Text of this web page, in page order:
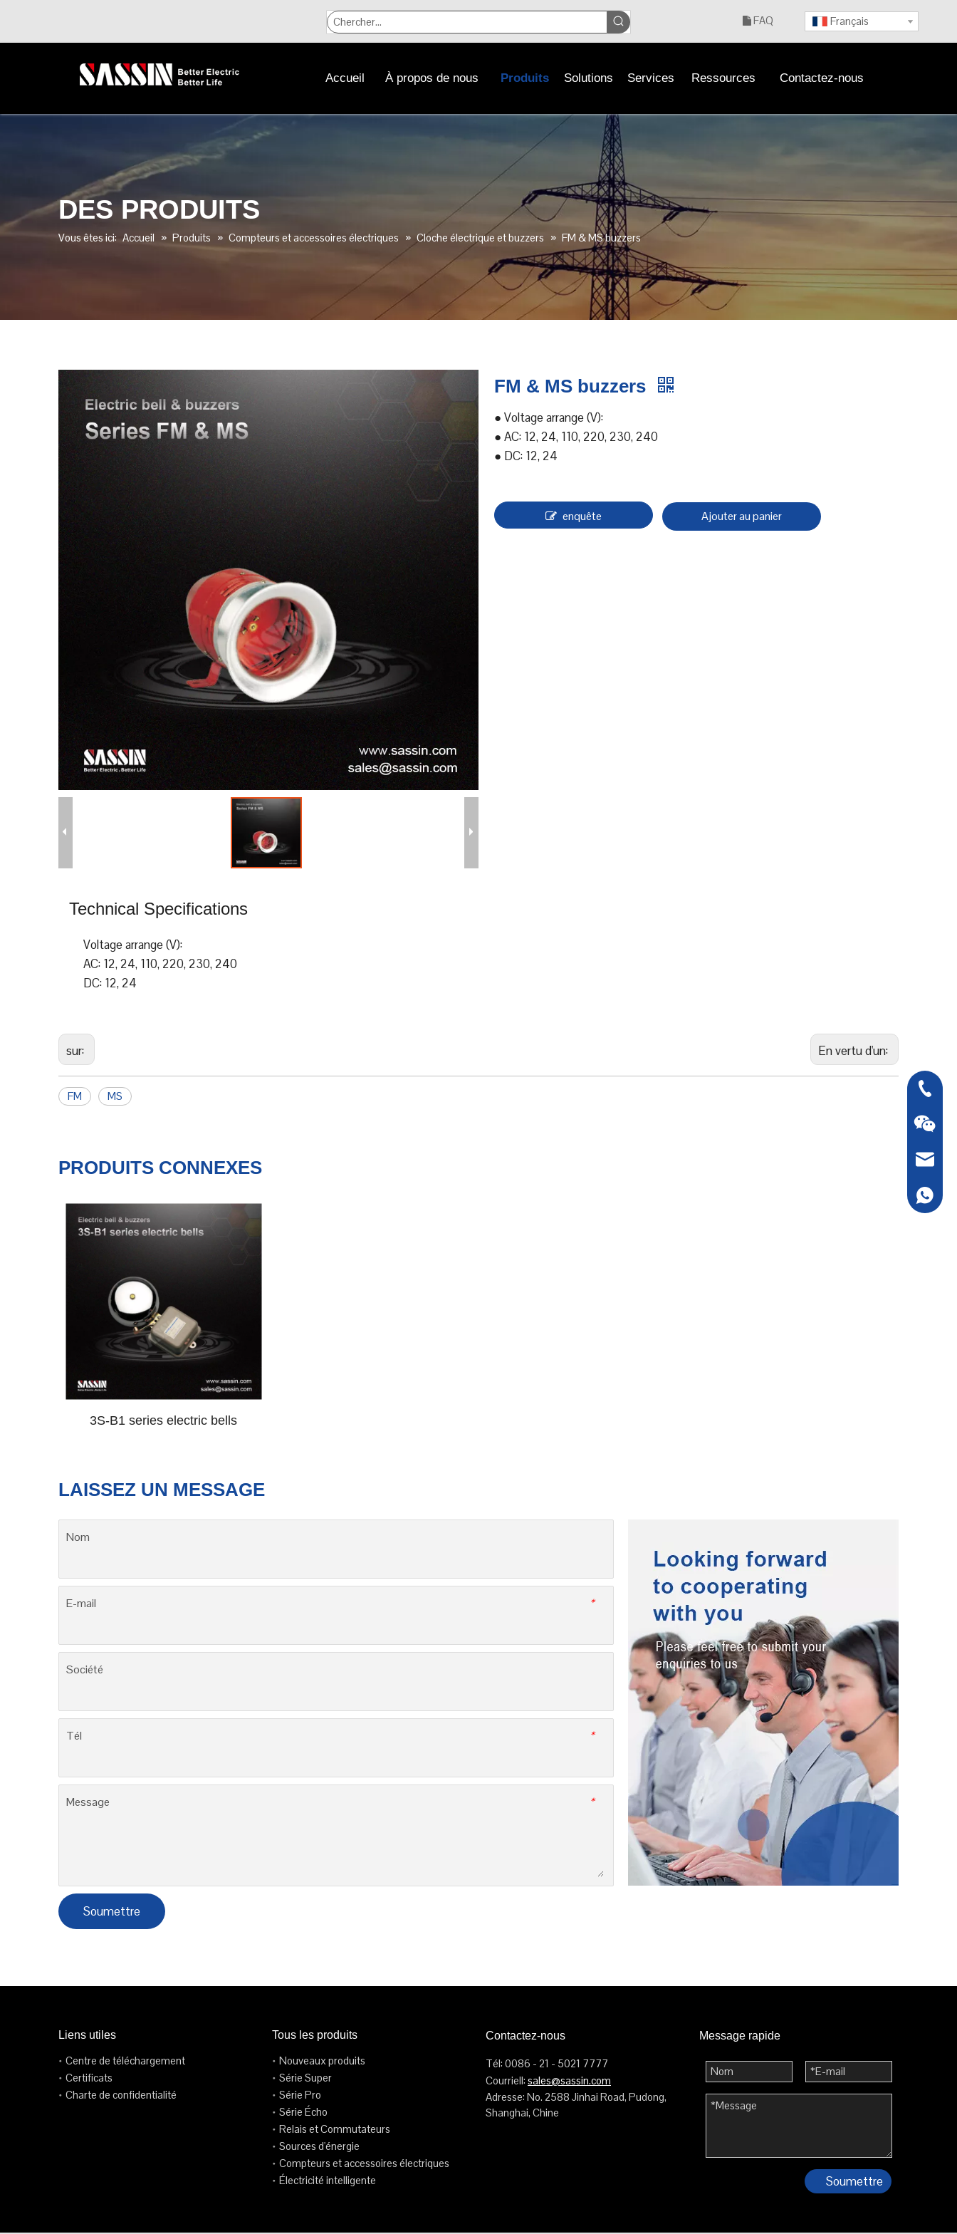
 FAQ Français
Accueil À propos de nous Produits Solutions Services Ressources Contactez-nous
DES PRODUITS
Vous êtes ici: Accueil » Produits » Compteurs et accessoires électriques » Cloche électrique et buzzers » FM & MS buzzers
FM & MS buzzers
● Voltage arrange (V):
● AC: 12, 24, 110, 220, 230, 240
● DC: 12, 24
enquête Ajouter au panier
Technical Specifications
Voltage arrange (V):
AC: 12, 24, 110, 220, 230, 240
DC: 12, 24
sur: En vertu d'un:
FM MS
PRODUITS CONNEXES
3S-B1 series electric bells
LAISSEZ UN MESSAGE
Nom
*
E-mail
Société
*
Tél
*
Message
Soumettre
Liens utiles
Centre de téléchargement
Certificats
Charte de confidentialité
0086 -
Tous les produits
Nouveaux produits
Série Super
Série Pro
Série Écho
Relais et Commutateurs
Sources d'énergie
Compteurs et accessoires électriques
Électricité intelligente
Contactez-nous
Tél: 0086 - 21 - 5021 7777
Courriell: sales@sassin.com
Adresse: No. 2588 Jinhai Road, Pudong,
Shanghai, Chine
Message rapide
Soumettre